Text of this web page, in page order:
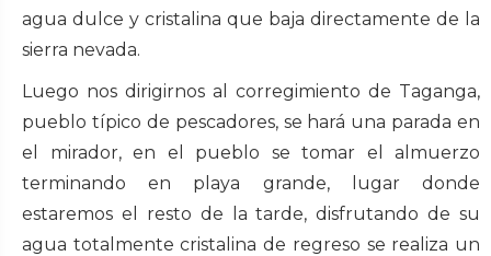
agua dulce y cristalina que baja directamente de la
sierra nevada.
Luego nos dirigirnos al corregimiento de Taganga,
pueblo típico de pescadores, se hará una parada en
el mirador, en el pueblo se tomar el almuerzo
terminando en playa grande, lugar donde
estaremos el resto de la tarde, disfrutando de su
agua totalmente cristalina de regreso se realiza un